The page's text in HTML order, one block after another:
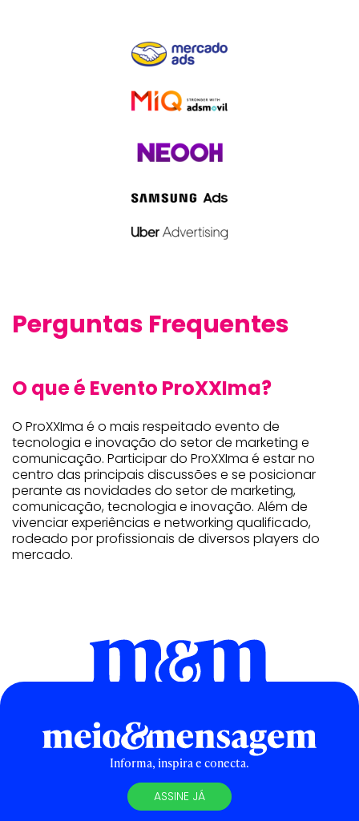
Perguntas Frequentes
O que é Evento ProXXIma?
O ProXXIma é o mais respeitado evento de
tecnologia e inovação do setor de marketing e
comunicação. Participar do ProXXIma é estar no
centro das principais discussões e se posicionar
perante as novidades do setor de marketing,
comunicação, tecnologia e inovação. Além de
vivenciar experiências e networking qualificado,
rodeado por profissionais de diversos players do
mercado.
Informa, inspira e conecta.
ASSINE JÁ